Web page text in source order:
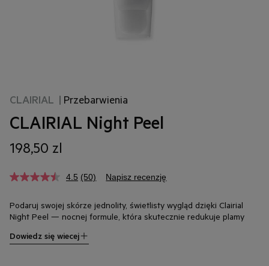
CLAIRIAL | Przebarwienia
CLAIRIAL Night Peel
198,50 zl
4.5 (50) Napisz recenzję
Podaruj swojej skórze jednolity, świetlisty wygląd dzięki Clairial
Night Peel — nocnej formule, która skutecznie redukuje plamy
depigmentacyjny Clairial z enzymem papai, który dzięki swojemu
Dowiedz się wiecej